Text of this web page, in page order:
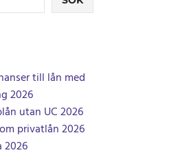
till lån med
2026
utan UC 2026
privatlån 2026
2026